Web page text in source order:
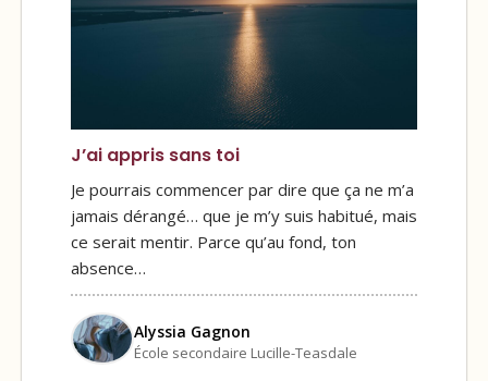
J’ai appris sans toi
Je pourrais commencer par dire que ça ne m’a
jamais dérangé… que je m’y suis habitué, mais
ce serait mentir. Parce qu’au fond, ton
absence…
Alyssia Gagnon
École secondaire Lucille-Teasdale